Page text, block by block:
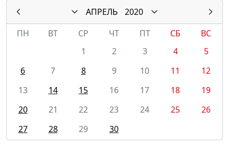
АПРЕЛЬ
2020
ПН
ВТ СР ЧТ ПТ СБ
ВС
1
2 3 4
5
6
7 8 9 10 11
12
13
14 15 16 17 18
19
20
21 22 23 24 25
26
27
28 29 30